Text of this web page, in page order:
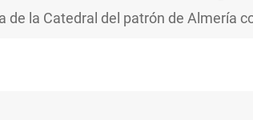
de la Catedral del patrón de Almería